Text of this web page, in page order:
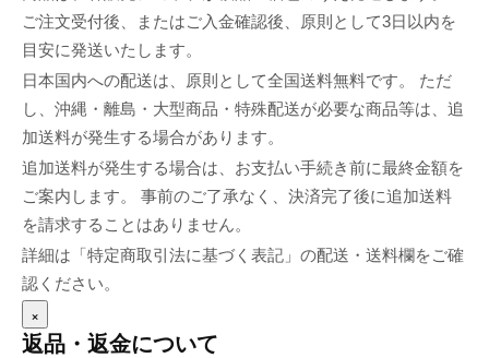
ご注文受付後、またはご入金確認後、原則として3日以内を
目安に発送いたします。
日本国内への配送は、原則として全国送料無料です。 ただ
し、沖縄・離島・大型商品・特殊配送が必要な商品等は、追
加送料が発生する場合があります。
追加送料が発生する場合は、お支払い手続き前に最終金額を
ご案内します。 事前のご了承なく、決済完了後に追加送料
を請求することはありません。
詳細は「特定商取引法に基づく表記」の配送・送料欄をご確
認ください。
×
返品・返金について